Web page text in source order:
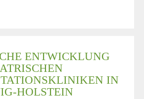
ENTWICKLUNG
IN
HOLSTEIN